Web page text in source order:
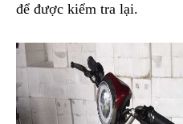
để được kiểm tra lại.